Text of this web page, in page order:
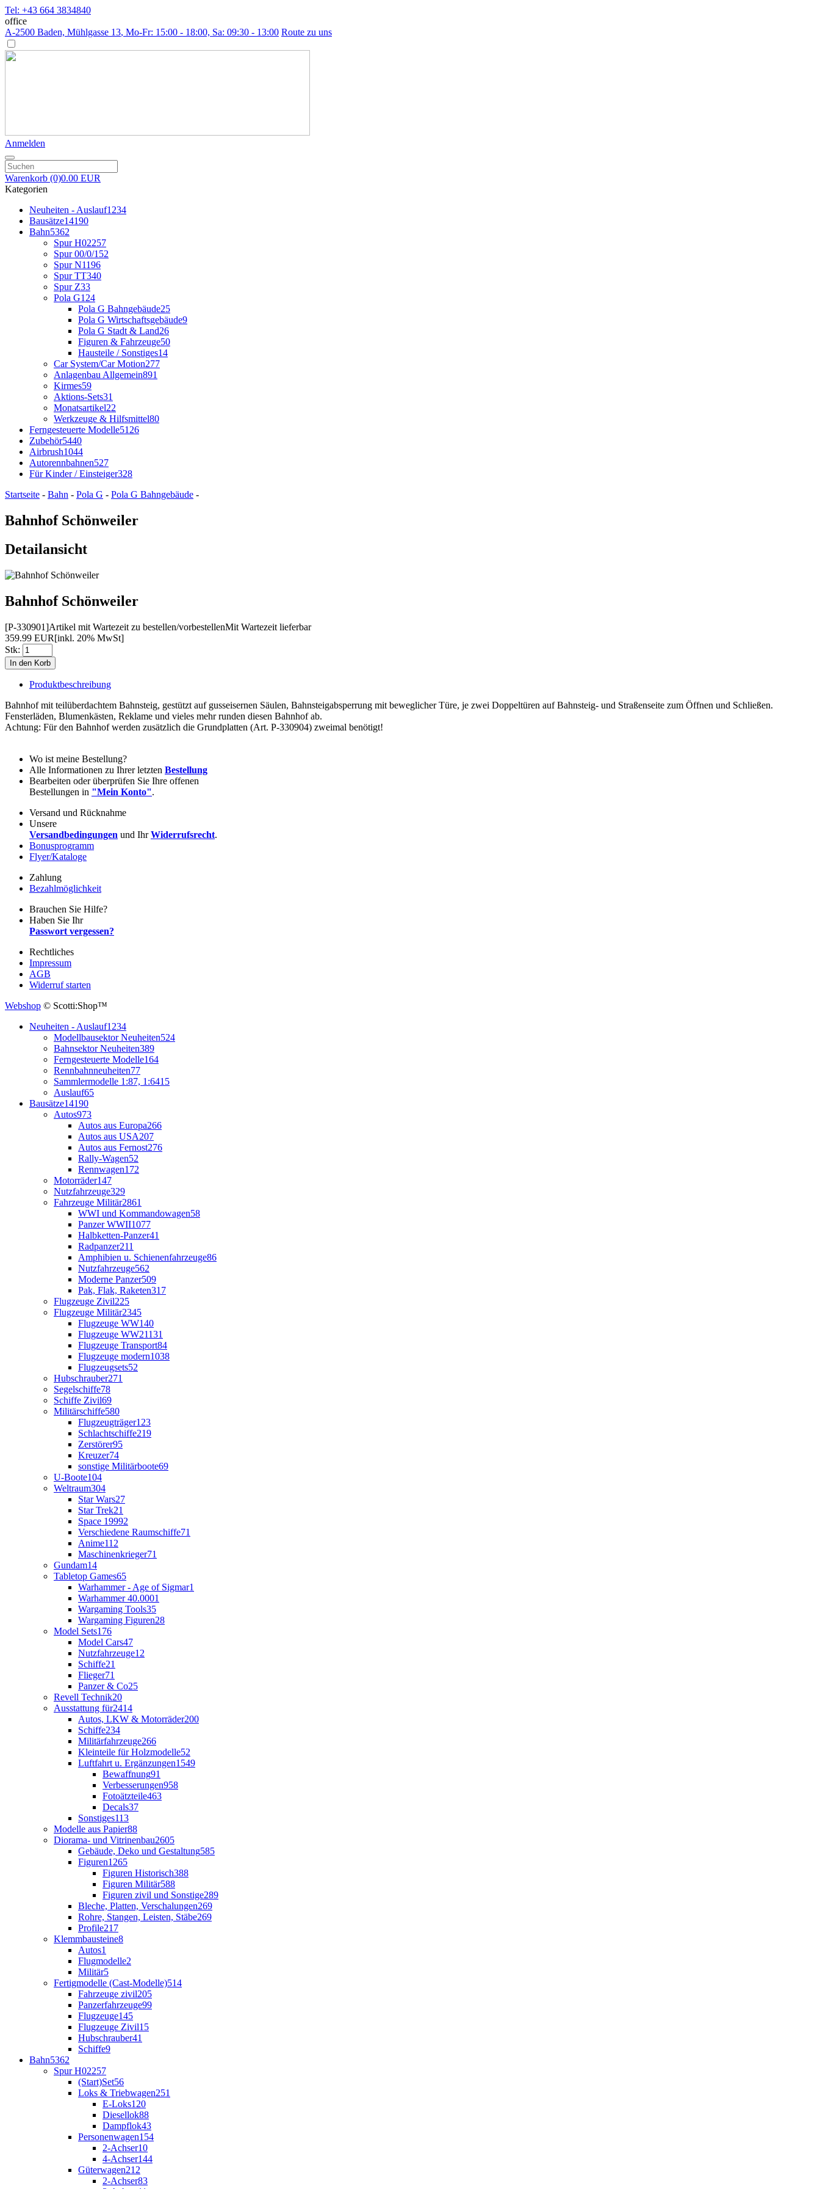
Tel: +43 664 3834840
office
A-2500 Baden, Mühlgasse 13, Mo-Fr: 15:00 - 18:00, Sa: 09:30 - 13:00 Route zu uns
Anmelden
Warenkorb (0)0.00 EUR
Kategorien
Neuheiten - Auslauf1234
Bausätze14190
Bahn5362
Spur H02257
Spur 00/0/1 52
Spur N1196
Spur TT340
Spur Z33
Pola G124
Pola G Bahngebäude25
Pola G Wirtschaftsgebäude9
Pola G Stadt & Land26
Figuren & Fahrzeuge50
Hausteile / Sonstiges14
Car System/Car Motion277
Anlagenbau Allgemein891
Kirmes59
Aktions-Sets31
Monatsartikel22
Werkzeuge & Hilfsmittel80
Ferngesteuerte Modelle5126
Zubehör5440
Airbrush1044
Autorennbahnen527
Für Kinder / Einsteiger328
Startseite - Bahn - Pola G - Pola G Bahngebäude -
Bahnhof Schönweiler
Detailansicht
Bahnhof Schönweiler
[P-330901]Artikel mit Wartezeit zu bestellen/vorbestellenMit Wartezeit lieferbar
359.99 EUR[inkl. 20% MwSt]
Stk:
Produktbeschreibung
Bahnhof mit teilüberdachtem Bahnsteig, gestützt auf gusseisernen Säulen, Bahnsteigabsperrung mit beweg­licher Türe, je zwei Dop­peltüren auf Bahnsteig- und Straßen­seite zum Öffnen und Schließen.
Fensterläden, Blumen­kästen, Reklame und vieles mehr runden diesen Bahnhof ab.
Achtung: Für den Bahnhof werden zusätzlich die Grundplatten (Art. P-330904) zweimal benötigt!
Wo ist meine Bestellung?
Alle Informationen zu Ihrer letzten Bestellung
Bearbeiten oder überprüfen Sie Ihre offenen
Bestellungen in "Mein Konto".
Versand und Rücknahme
Unsere
Versandbedingungen und IhrWiderrufsrecht.
Bonusprogramm
Flyer/Kataloge
Zahlung
Bezahlmöglichkeit
Brauchen Sie Hilfe?
Haben Sie Ihr
Passwort vergessen?
Rechtliches
Impressum
AGB
Widerruf starten
Webshop © Scotti:Shop™
Neuheiten - Auslauf1234
Modellbausektor Neuheiten524
Bahnsektor Neuheiten389
Ferngesteuerte Modelle164
Rennbahnneuheiten77
Sammlermodelle 1:87, 1:6415
Auslauf65
Bausätze14190
Autos973
Autos aus Europa266
Autos aus USA207
Autos aus Fernost276
Rally-Wagen52
Rennwagen172
Motorräder147
Nutzfahrzeuge329
Fahrzeuge Militär2861
WWI und Kommandowagen58
Panzer WWII1077
Halbketten-Panzer41
Radpanzer211
Amphibien u. Schienenfahrzeuge86
Nutzfahrzeuge562
Moderne Panzer509
Pak, Flak, Raketen317
Flugzeuge Zivil225
Flugzeuge Militär2345
Flugzeuge WW140
Flugzeuge WW21131
Flugzeuge Transport84
Flugzeuge modern1038
Flugzeugsets52
Hubschrauber271
Segelschiffe78
Schiffe Zivil69
Militärschiffe580
Flugzeugträger123
Schlachtschiffe219
Zerstörer95
Kreuzer74
sonstige Militärboote69
U-Boote104
Weltraum304
Star Wars27
Star Trek21
Space 19992
Verschiedene Raumschiffe71
Anime112
Maschinenkrieger71
Gundam14
Tabletop Games65
Warhammer - Age of Sigmar1
Warhammer 40.0001
Wargaming Tools35
Wargaming Figuren28
Model Sets176
Model Cars47
Nutzfahrzeuge12
Schiffe21
Flieger71
Panzer & Co25
Revell Technik20
Ausstattung für2414
Autos, LKW & Motorräder200
Schiffe234
Militärfahrzeuge266
Kleinteile für Holzmodelle52
Luftfahrt u. Ergänzungen1549
Bewaffnung91
Verbesserungen958
Fotoätzteile463
Decals37
Sonstiges113
Modelle aus Papier88
Diorama- und Vitrinenbau2605
Gebäude, Deko und Gestaltung585
Figuren1265
Figuren Historisch388
Figuren Militär588
Figuren zivil und Sonstige289
Bleche, Platten, Verschalungen269
Rohre, Stangen, Leisten, Stäbe269
Profile217
Klemmbausteine8
Autos1
Flugmodelle2
Militär5
Fertigmodelle (Cast-Modelle)514
Fahrzeuge zivil205
Panzerfahrzeuge99
Flugzeuge145
Flugzeuge Zivil15
Hubschrauber41
Schiffe9
Bahn5362
Spur H02257
(Start)Set56
Loks & Triebwagen251
E-Loks120
Diesellok88
Dampflok43
Personenwagen154
2-Achser10
4-Achser144
Güterwagen212
2-Achser83